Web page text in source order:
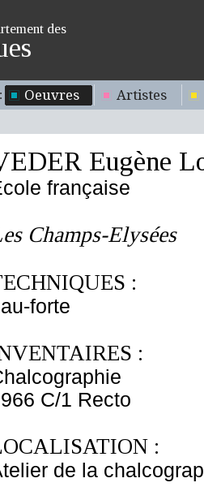
des
Oeuvres Artistes
Eugène
française
Champs-Elysées
:
forte
:
C/1 Recto
:
de la